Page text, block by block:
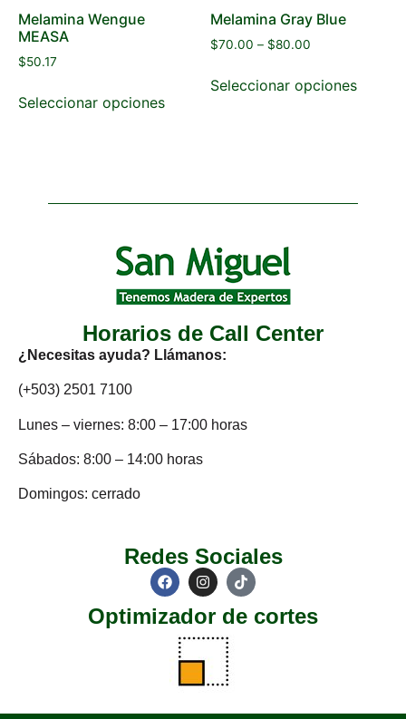
Melamina Wengue
MEASA
$50.17
Seleccionar opciones
Melamina Gray Blue
$70.00 – $80.00
Seleccionar opciones
Horarios de Call Center
¿Necesitas ayuda? Llámanos:
(+503) 2501 7100
Lunes – viernes: 8:00 – 17:00 horas
Sábados: 8:00 – 14:00 horas
Domingos: cerrado
Redes Sociales
Optimizador de cortes